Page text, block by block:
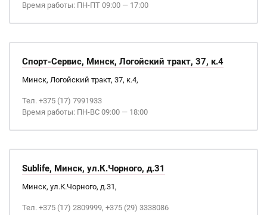
Время работы: ПН-ПТ 09:00 — 17:00
Спорт-Сервис, Минск, Логойский тракт, 37, к.4
Минск, Логойский тракт, 37, к.4,
Тел. +375 (17) 7991933
Время работы: ПН-ВС 09:00 — 18:00
Sublife, Минск, ул.К.Чорного, д.31
Минск, ул.К.Чорного, д.31,
Тел. +375 (17) 2809999, +375 (29) 3338086